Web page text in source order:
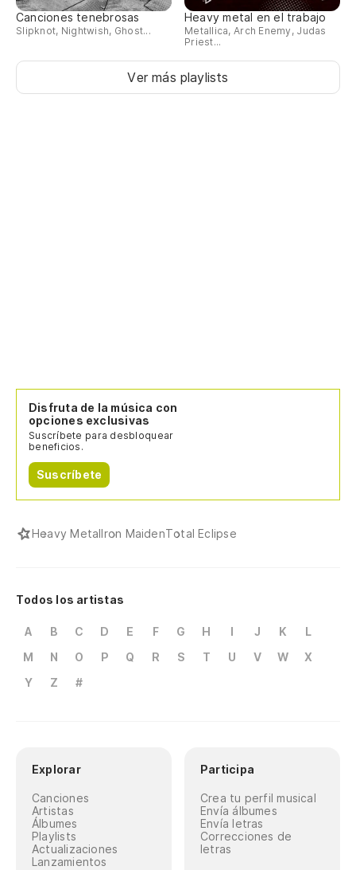
Canciones tenebrosas
Slipknot, Nightwish, Ghost...
Heavy metal en el trabajo
Metallica, Arch Enemy, Judas
Priest...
Ver más playlists
Disfruta de la música con
opciones exclusivas
Suscríbete para desbloquear
beneficios.
Suscríbete
Heavy MetalIron MaidenTotal Eclipse
Todos los artistas
A B C D E F G H I J K
L
M
N O P Q R S T U V W
X
Y
Z #
Explorar
Canciones
Artistas
Álbumes
Playlists
Actualizaciones
Lanzamientos
Participa
Crea tu perfil musical
Envía álbumes
Envía letras
Correcciones de
letras